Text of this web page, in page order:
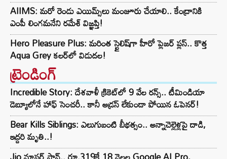
AIIMS: మరో రెండు ఎయిమ్స్‌లు మంజూరు చేయాలి.. కేంద్రానికి
ఎంపీ లింగమనేని రమేశ్ విజ్ఞప్తి!
Hero Pleasure Plus: మరింత స్టైలిష్‌గా హీరో ప్లెజర్ ప్లస్.. కొత్త
Aqua Grey కలర్‌లో విడుదల!
ట్రెండింగ్‌
Incredible Story: దేశవాళీ క్రికెట్‌లో 9 వేల రన్స్.. టీమిండియా
డెబ్యూలోనే హాఫ్ సెంచరీ.. కానీ అడ్రస్ లేకుండా పోయిన ఓపెనర్!
Bear Kills Siblings: ఎలుగుబంటి బీభత్సం.. అన్నాచెల్లెళ్లపై దాడి,
ఇద్దరి మృతి..!